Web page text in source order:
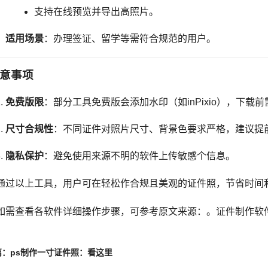
支持在线预览并导出高照片。
适用场景：办理签证、留学等需符合规范的用户。
事项
免费版限：部分工具免费版会添加水印（如inPixio），下载前
尺寸合规性：不同证件对照片尺寸、背景色要求严格，建议提
隐私保护：避免使用来源不明的软件上传敏感个信息。
过以上工具，用户可在轻松作合规且美观的证件照，节省时间
需查看各软件详细操作步骤，可参考原文来源：。证件制作软
：ps制作一寸证件照：看这里